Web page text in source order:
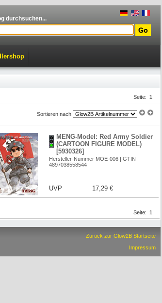
durchsuchen...
Seite: 1
Sortieren nach
MENG-Model: Red Army Soldier
(CARTOON FIGURE MODEL)
[5930326]
Hersteller-Nummer MOE-006 | GTIN
4897038558544
UVP 17,29 €
Seite: 1
Zurück zur Glow2B Startseite
Impressum